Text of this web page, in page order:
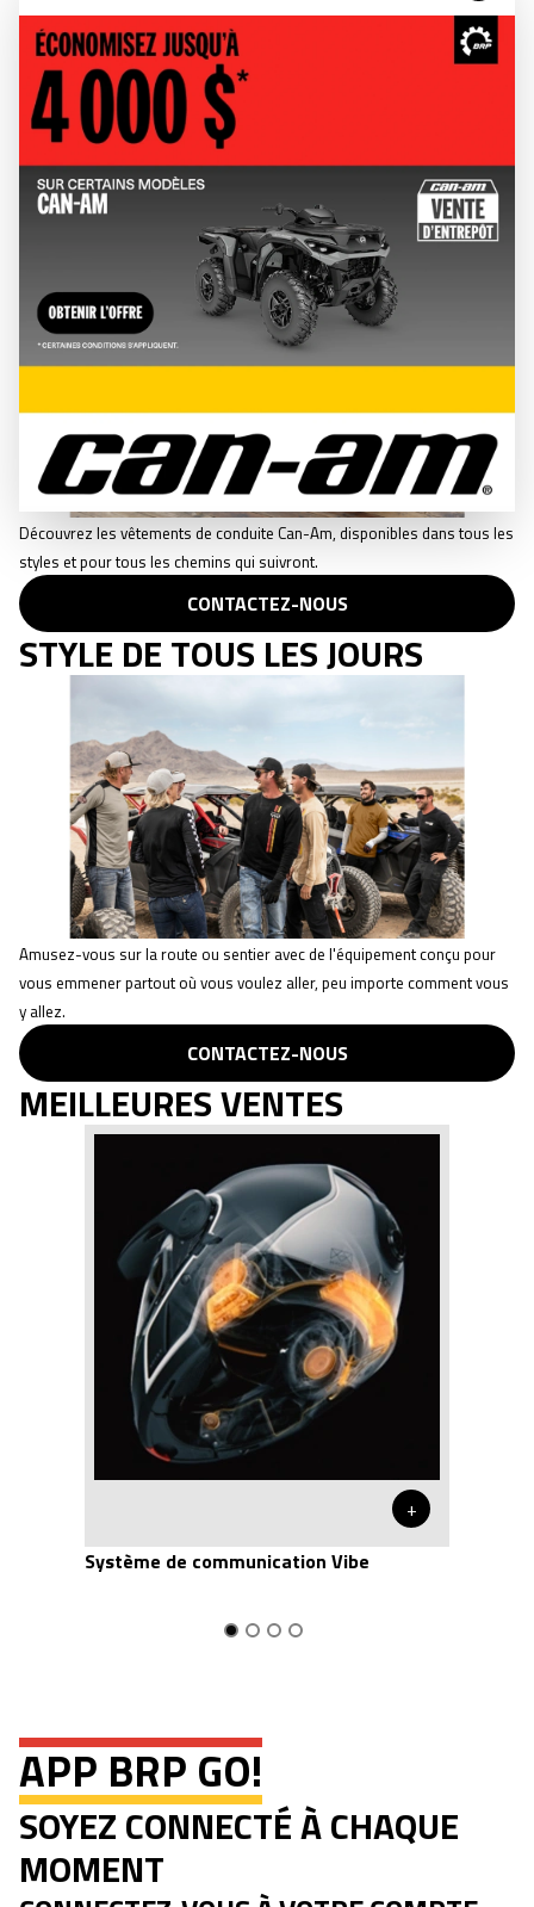
VÊTEMENTS ET
ÉQUIPEMENT
LOOK DE RIDER
Découvrez les vêtements de conduite Can-Am, disponibles dans tous les
styles et pour tous les chemins qui suivront.
CONTACTEZ-NOUS
STYLE DE TOUS LES JOURS
Amusez-vous sur la route ou sentier avec de l'équipement conçu pour
vous emmener partout où vous voulez aller, peu importe comment vous
y allez.
CONTACTEZ-NOUS
MEILLEURES VENTES
+
Système de communication Vibe
APP BRP GO!
SOYEZ CONNECTÉ À CHAQUE
MOMENT